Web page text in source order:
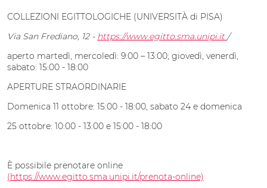
COLLEZIONI EGITTOLOGICHE (UNIVERSITÀ di PISA)
Via San Frediano, 12 - https://www.egitto.sma.unipi.it/
aperto martedì, mercoledì: 9:00 – 13:00; giovedì, venerdì,
sabato: 15:00 - 18:00
APERTURE STRAORDINARIE
Domenica 11 ottobre: 15:00 - 18:00, sabato 24 e domenica
25 ottobre: 10:00 - 13:00 e 15:00 - 18:00
È possibile prenotare online
(https://www.egitto.sma.unipi.it/prenota-online)